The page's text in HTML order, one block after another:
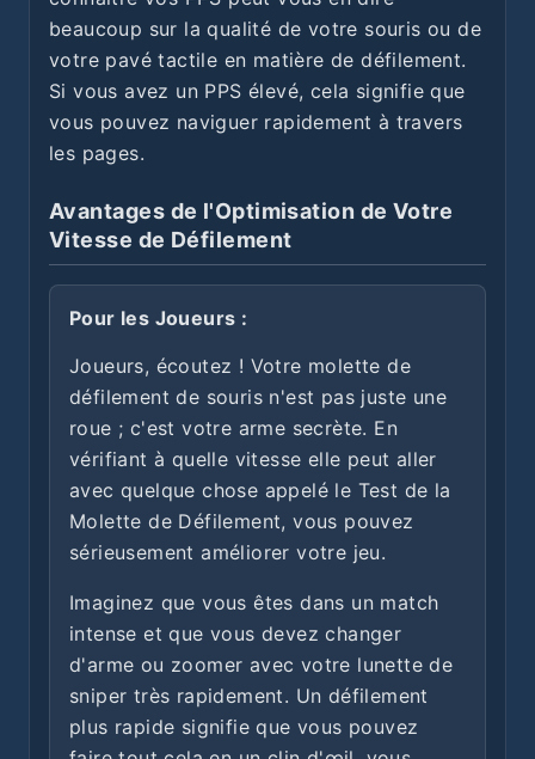
beaucoup sur la qualité de votre souris ou de
votre pavé tactile en matière de défilement.
Si vous avez un PPS élevé, cela signifie que
vous pouvez naviguer rapidement à travers
les pages.
Avantages de l'Optimisation de Votre
Vitesse de Défilement
Pour les Joueurs :
Joueurs, écoutez ! Votre molette de
défilement de souris n'est pas juste une
roue ; c'est votre arme secrète. En
vérifiant à quelle vitesse elle peut aller
avec quelque chose appelé le Test de la
Molette de Défilement, vous pouvez
sérieusement améliorer votre jeu.
Imaginez que vous êtes dans un match
intense et que vous devez changer
d'arme ou zoomer avec votre lunette de
sniper très rapidement. Un défilement
plus rapide signifie que vous pouvez